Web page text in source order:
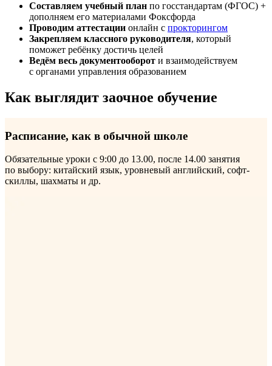
Составляем учебный план по госстандартам (ФГОС) +
дополняем его материалами Фоксфорда
Проводим аттестации онлайн с прокторингом
Закрепляем классного руководителя, который
поможет ребёнку достичь целей
Ведём весь документооборот и взаимодействуем
с органами управления образованием
Как выглядит заочное обучение
Расписание, как в обычной школе
Обязательные уроки с 9:00 до 13.00, после 14.00 занятия
по выбору: китайский язык, уровневый английский, софт-
скиллы, шахматы и др.